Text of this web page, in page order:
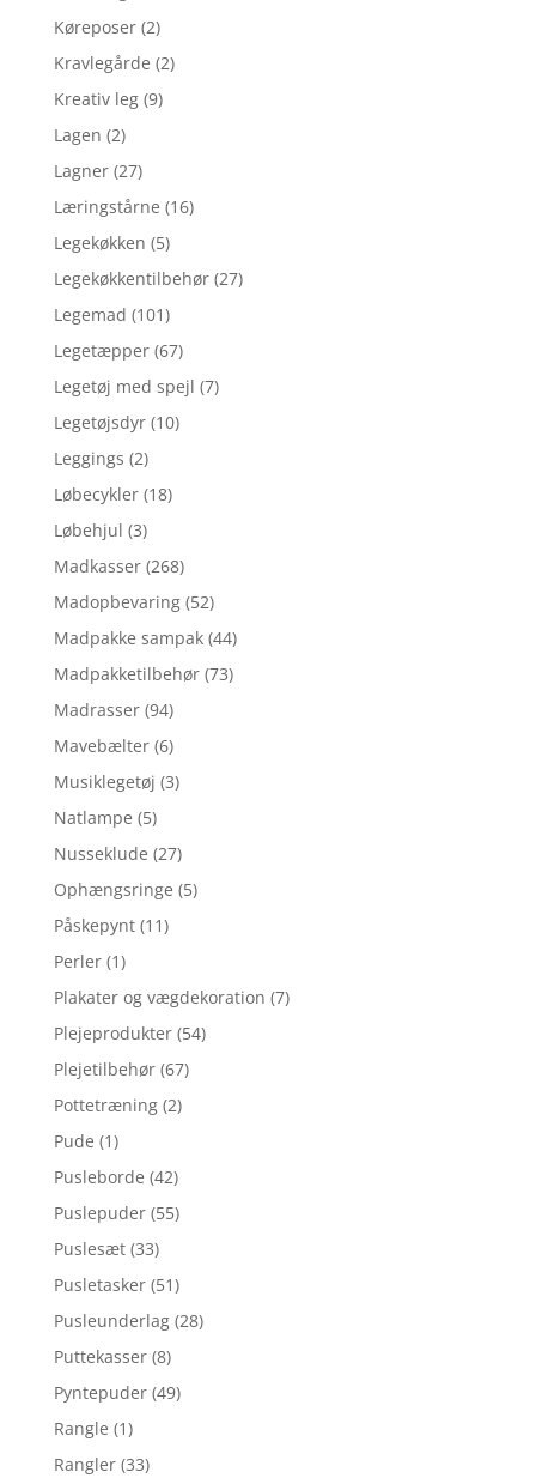
Køreposer (2)
Kravlegårde (2)
Kreativ leg (9)
Lagen (2)
Lagner (27)
Læringstårne (16)
Legekøkken (5)
Legekøkkentilbehør (27)
Legemad (101)
Legetæpper (67)
Legetøj med spejl (7)
Legetøjsdyr (10)
Leggings (2)
Løbecykler (18)
Løbehjul (3)
Madkasser (268)
Madopbevaring (52)
Madpakke sampak (44)
Madpakketilbehør (73)
Madrasser (94)
Mavebælter (6)
Musiklegetøj (3)
Natlampe (5)
Nusseklude (27)
Ophængsringe (5)
Påskepynt (11)
Perler (1)
Plakater og vægdekoration (7)
Plejeprodukter (54)
Plejetilbehør (67)
Pottetræning (2)
Pude (1)
Pusleborde (42)
Puslepuder (55)
Puslesæt (33)
Pusletasker (51)
Pusleunderlag (28)
Puttekasser (8)
Pyntepuder (49)
Rangle (1)
Rangler (33)